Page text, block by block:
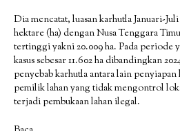
Dia mencatat, luasan karhutla Januari-Juli
hektare (ha) dengan Nusa Tenggara
tertinggi yakni 20.009 ha. Pada periode
kasus sebesar 11.602 ha dibandingkan
penyebab karhutla antara lain
pemilik lahan yang tidak mengontrol
terjadi pembukaan lahan ilegal.